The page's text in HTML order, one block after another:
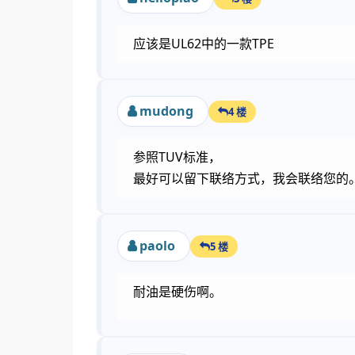
应该是UL62中的一款TPE
mudong 4 楼
参照TUV标准，
最好可以留下联络方式，我会联络您的
paolo 5 楼
耐油是硬伤啊。